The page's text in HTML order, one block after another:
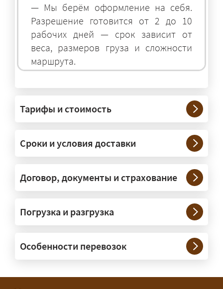
— Мы берём оформление на себя.
Разрешение готовится от 2 до 10
рабочих дней — срок зависит от
веса, размеров груза и сложности
маршрута.
— На тралах и низкорамниках —
платформах, рассчитанных на
крупногабаритную технику и
конструкции. Транспорт подбираем
под конкретные размеры и вес груза.
сопровождение?
организуем. Потребность в машинах
прикрытия зависит от габаритов
груза и маршрута; это определяется
Тарифы и стоимость
Сроки и условия доставки
Договор, документы и страхование
Погрузка и разгрузка
Особенности перевозок